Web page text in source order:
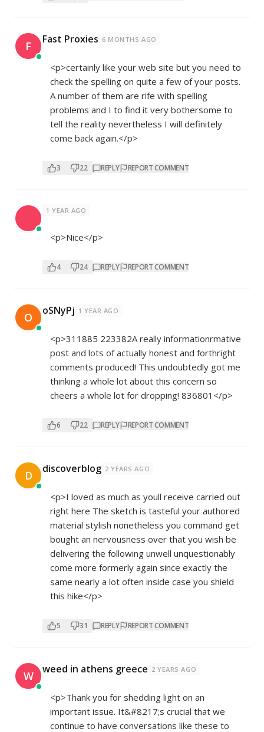
F Fast Proxies 6 MONTHS AGO
<p>certainly like your web site but you need to
check the spelling on quite a few of your posts.
A number of them are rife with spelling
problems and I to find it very bothersome to
tell the reality nevertheless I will definitely
come back again.</p>
3 22 REPLY REPORT COMMENT
1 YEAR AGO
<p>Nice</p>
4 24 REPLY REPORT COMMENT
O oSNyPj 1 YEAR AGO
<p>311885 223382A really informationrmative
post and lots of actually honest and forthright
comments produced! This undoubtedly got me
thinking a whole lot about this concern so
cheers a whole lot for dropping! 836801</p>
6 22 REPLY REPORT COMMENT
D discoverblog 2 YEARS AGO
<p>I loved as much as youll receive carried out
right here The sketch is tasteful your authored
material stylish nonetheless you command get
bought an nervousness over that you wish be
delivering the following unwell unquestionably
come more formerly again since exactly the
same nearly a lot often inside case you shield
this hike</p>
5 31 REPLY REPORT COMMENT
W weed in athens greece 2 YEARS AGO
<p>Thank you for shedding light on an
important issue. It&#8217;s crucial that we
continue to have conversations like these to